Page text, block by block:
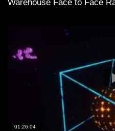
Warehouse Face to Face
01:26:04